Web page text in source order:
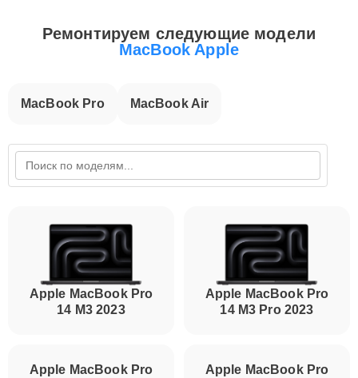
Ремонтируем следующие модели
MacBook Apple
MacBook Pro MacBook Air
Apple MacBook Pro
14 M3 2023
Apple MacBook Pro
14 M3 Pro 2023
Apple MacBook Pro